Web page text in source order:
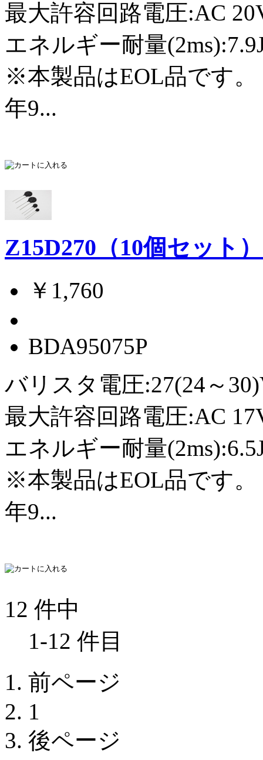
最大許容回路電圧:AC
エネルギー耐量
※本製品はEOL品です。
年9...
Z15D270（10個セット
￥1,760
BDA95075P
バリスタ電圧:27(24～
最大許容回路電圧:AC
エネルギー耐量
※本製品はEOL品です。
年9...
12 件中
1-12 件目
前ページ
1
後ページ